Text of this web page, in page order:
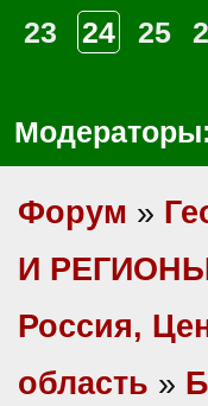
23
24 25
Модераторы:
Форум »
И
Россия,
область »